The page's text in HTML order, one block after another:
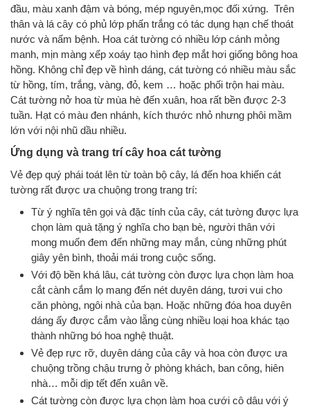
đầu, màu xanh đậm và bóng, mép nguyên,mọc đối xứng. Trên
thân và lá cây có phủ lớp phấn trắng có tác dụng hạn chế thoát
nước và nấm bệnh. Hoa cát tường có nhiều lớp cánh mỏng
manh, mịn màng xếp xoáy tạo hình đẹp mắt hơi giống bông hoa
hồng. Không chỉ đẹp về hình dáng, cát tường có nhiều màu sắc
từ hồng, tím, trắng, vàng, đỏ, kem … hoặc phối trộn hai màu.
Cát tường nở hoa từ mùa hè đến xuân, hoa rất bền được 2-3
tuần. Hạt có màu đen nhánh, kích thước nhỏ nhưng phôi mầm
lớn với nội nhũ dầu nhiều.
Ứng dụng và trang trí cây hoa cát tường
Vẻ đẹp quý phái toát lên từ toàn bộ cây, lá đến hoa khiến cát
tường rất được ưa chuộng trong trang trí:
Từ ý nghĩa tên gọi và đặc tính của cây, cát tường được lựa
chọn làm quà tặng ý nghĩa cho bạn bè, người thân với
mong muốn đem đến những may mắn, cùng những phút
giây yên bình, thoải mái trong cuộc sống.
Với độ bền khá lâu, cát tường còn được lựa chọn làm hoa
cắt cành cắm lọ mang đến nét duyên dáng, tươi vui cho
căn phòng, ngôi nhà của bạn. Hoặc những đóa hoa duyên
dáng ấy được cắm vào lẵng cùng nhiều loại hoa khác tạo
thành những bó hoa nghệ thuật.
Vẻ đẹp rực rỡ, duyên dáng của cây và hoa còn được ưa
chuộng trồng chậu trưng ở phòng khách, ban công, hiên
nhà… mỗi dịp tết đến xuân về.
Cát tường còn được lựa chọn làm hoa cưới cô dâu với ý